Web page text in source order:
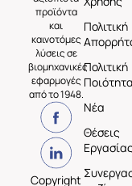
προϊόντα
και
καινοτόμες
λύσεις σε
βιομηχανικές
εφαρμογές
από το 1948.
Copyright
Πολιτική
Πολιτική
Νέα
Θέσεις
Εργασίας